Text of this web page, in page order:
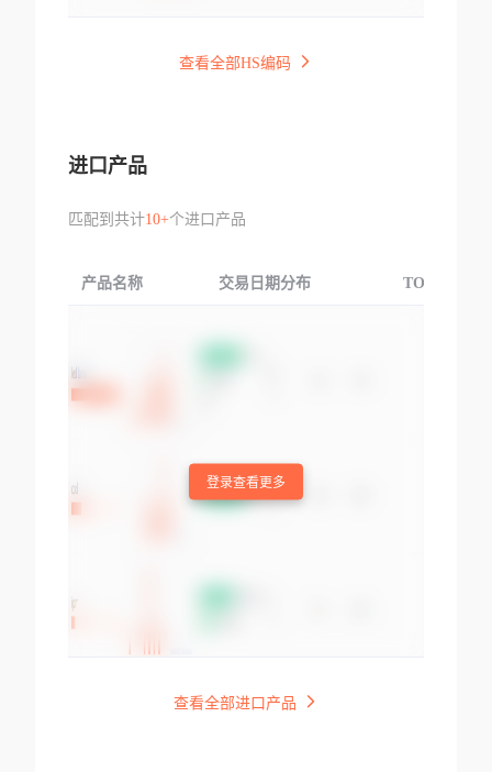
查看全部HS编码
进口产品
匹配到共计10+个进口产品
产品名称 交易日期分布 TOP3交易国
登录查看更多
查看全部进口产品